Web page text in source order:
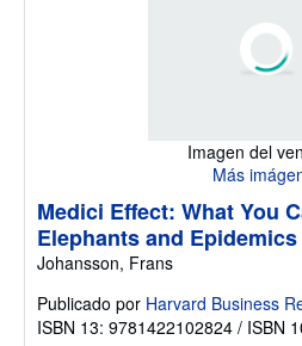
Imagen del
Más
Medici Effect: What You
Elephants and Epidemics
Johansson, Frans
Publicado por Harvard Business
ISBN 13: 9781422102824 / ISBN